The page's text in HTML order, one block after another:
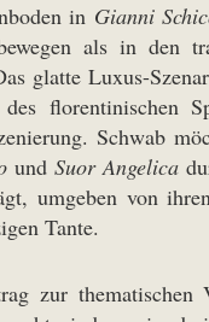
in Gianni
als in den
glatte Luxus-
florentinischen
Schwab
und Suor Angelica
umgeben von
Tante.
zur